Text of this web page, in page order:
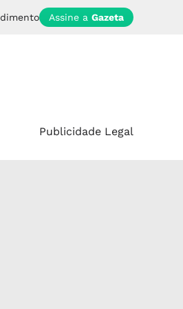
Assine a Gazeta
Publicidade Legal